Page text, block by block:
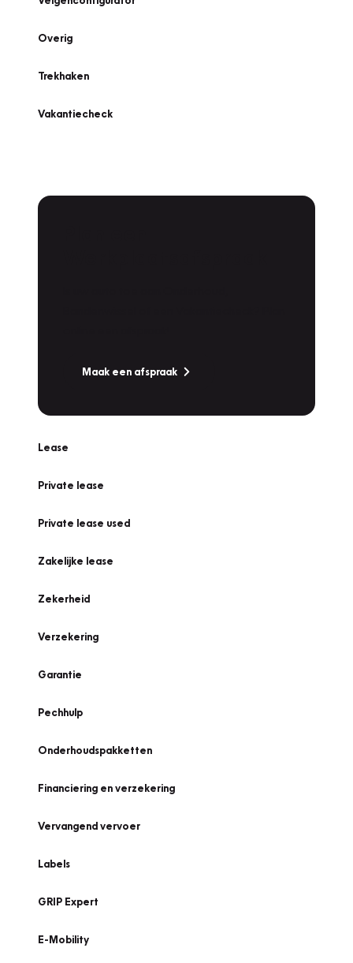
Overig
Trekhaken
Vakantiecheck
Maak een afspraak
Lease
Private lease
Private lease used
Zakelijke lease
Zekerheid
Verzekering
Garantie
Pechhulp
Onderhoudspakketten
Financiering en verzekering
Vervangend vervoer
Labels
GRIP Expert
E-Mobility